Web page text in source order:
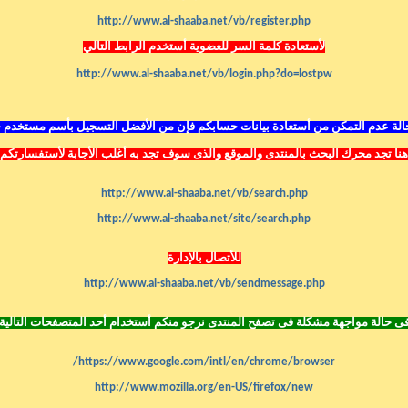
http://www.al-shaaba.net/vb/register.php
لأستعادة كلمة السر للعضوية أستخدم الرابط التالي
http://www.al-shaaba.net/vb/login.php?do=lostpw
عدم التمكن من أستعادة بيانات حسابكم فإن من الأفضل التسجيل بأسم مستخدم
هنا تجد محرك البحث بالمنتدى والموقع والذى سوف تجد به أغلب الأجابة لأستفسارتكم
http://www.al-shaaba.net/vb/search.php
http://www.al-shaaba.net/site/search.php
للأتصال بالإدارة
http://www.al-shaaba.net/vb/sendmessage.php
حالة مواجهة مشكلة فى تصفح المنتدى نرجو منكم أستخدام أحد المتصفحات
https://www.google.com/intl/en/chrome/browser/
http://www.mozilla.org/en-US/firefox/new